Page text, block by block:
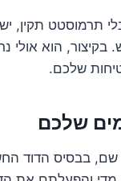
תרמוסטט תקין,
הוא אולי
שלכם.
שלכם
בבסיס הדוד